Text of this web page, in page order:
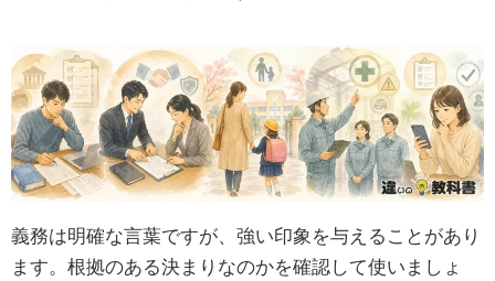
義務は明確な言葉ですが、強い印象を与えることがあり
ます。根拠のある決まりなのかを確認して使いましょ